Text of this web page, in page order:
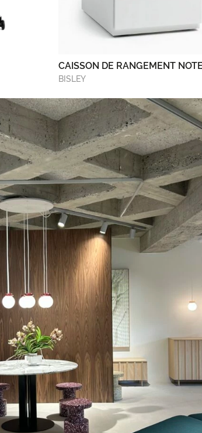
CAISSON DE RANGEMENT NOTE
BISLEY